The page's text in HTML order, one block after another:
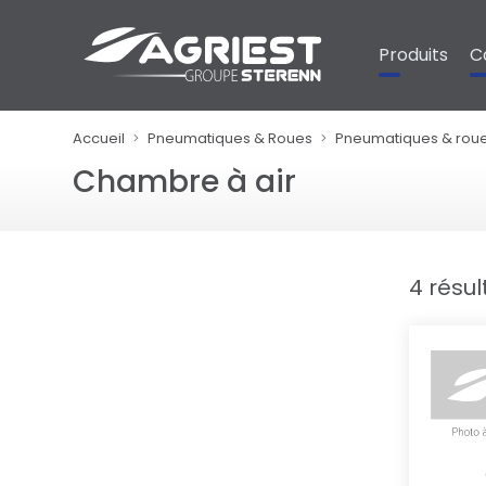
Produits
Accueil Pneumatiques & Roues Pneumatiques &
Chambre à air
4